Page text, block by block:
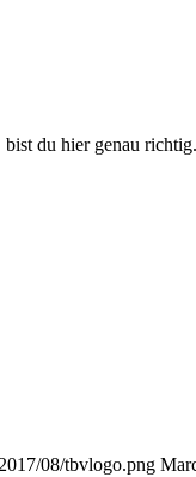
du hier genau richtig.
08/tbvlogo.png